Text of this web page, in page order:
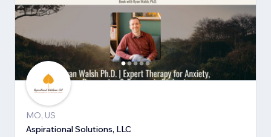
MO, US
Aspirational Solutions, LLC